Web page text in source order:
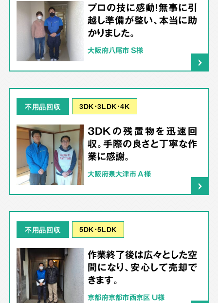
プロの技に感動！無事に引
越し準備が整い、本当に助
かりました。
大阪府八尾市 S様
不用品回収 3DK･3LDK･4K
3DKの残置物を迅速回
収。手際の良さと丁寧な作
業に感謝。
大阪府泉大津市 A様
不用品回収 5DK･5LDK
作業終了後は広々とした空
間になり、安心して売却で
きます。
京都府京都市西京区 U様